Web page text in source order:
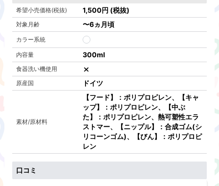
希望小売価格(税抜) 1,500円 (税抜)
対象月齢 〜6ヵ月頃
カラー系統
内容量 300ml
食器洗い機使用
原産国
ドイツ
素材/原材料
【フード】：ポリプロピレン、【キャ
ップ】：ポリプロピレン、【中ぶ
た】：ポリプロピレン、熱可塑性エラ
ストマー、【ニップル】：合成ゴム(シ
リコーンゴム)、【びん】：ポリプロピ
レン
口コミ